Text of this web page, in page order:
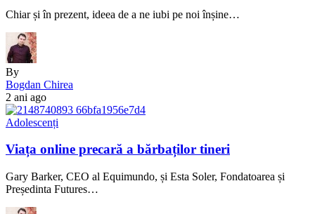
Chiar și în prezent, ideea de a ne iubi pe noi înșine…
By
Bogdan Chirea
2 ani ago
Adolescenți
Viața online precară a bărbaților tineri
Gary Barker, CEO al Equimundo, și Esta Soler, Fondatoarea și
Președinta Futures…